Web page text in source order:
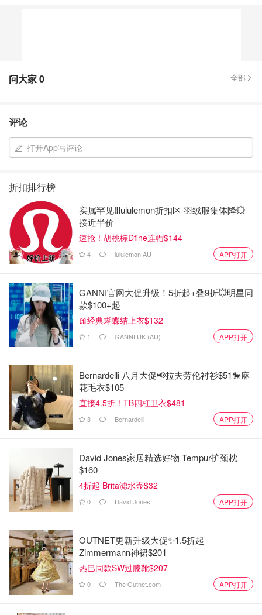
问大家0 全部
评论
打开App写评论
折扣排行榜
实属罕见‼️lululemon折扣区 羽绒服集体降💥
接近半价
速抢！胡桃棕Dfine连帽$144
4 lululemon AU APP打开
GANNI官网大促升级！5折起+叠9折💥明星同
款$100+起
🎀经典蝴蝶结上衣$132
1 GANNI UK (AU) APP打开
Bernardelli 八月大促📢拉夫劳伦衬衫$51🐎麻
花毛衣$105
直接4.5折！TB四杠卫衣$481
3 Bernardelli APP打开
David Jones家居精选好物 Tempur护颈枕
$160
4折起 Brita滤水壶$32
0 David Jones APP打开
OUTNET更新升级大促✨1.5折起
Zimmermann神裙$201
热巴同款SW过膝靴$207
0 The Outnet.com APP打开